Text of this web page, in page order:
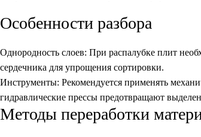
Особенности разбора
Однородность слоев: При распалубке плит
сердечника для упрощения сортировки.
Инструменты: Рекомендуется применять
гидравлические прессы предотвращают
Методы переработки